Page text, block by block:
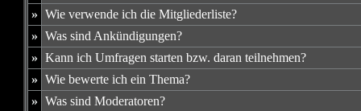
» Wie verwende ich die Mitgliederliste?
» Was sind Ankündigungen?
» Kann ich Umfragen starten bzw. daran teilnehmen?
» Wie bewerte ich ein Thema?
» Was sind Moderatoren?